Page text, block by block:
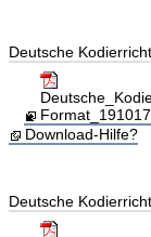
Deutsche
Download-Hilfe?
Deutsche